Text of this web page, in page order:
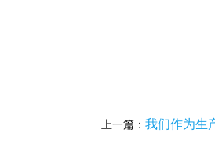
上一篇： 我们作为生